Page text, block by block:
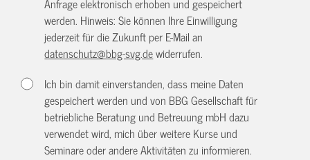
Anfrage elektronisch erhoben und gespeichert
werden. Hinweis: Sie können Ihre Einwilligung
jederzeit für die Zukunft per E-Mail an
datenschutz@bbg-svg.dewiderrufen.
Ich bin damit einverstanden, dass meine Daten
gespeichert werden und von BBG Gesellschaft für
betriebliche Beratung und Betreuung mbH dazu
verwendet wird, mich über weitere Kurse und
Seminare oder andere Aktivitäten zu informieren.